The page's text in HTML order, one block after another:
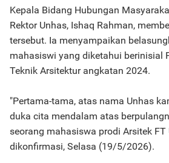
Kepala Bidang Hubungan
Rektor Unhas, Ishaq Rahman,
tersebut. Ia menyampaikan
mahasiswi yang diketahui berinisial
Teknik Arsitektur angkatan 2024.
"Pertama-tama, atas nama Unhas
duka cita mendalam atas
seorang mahasiswa prodi Arsitek FT
dikonfirmasi, Selasa (19/5/2026).